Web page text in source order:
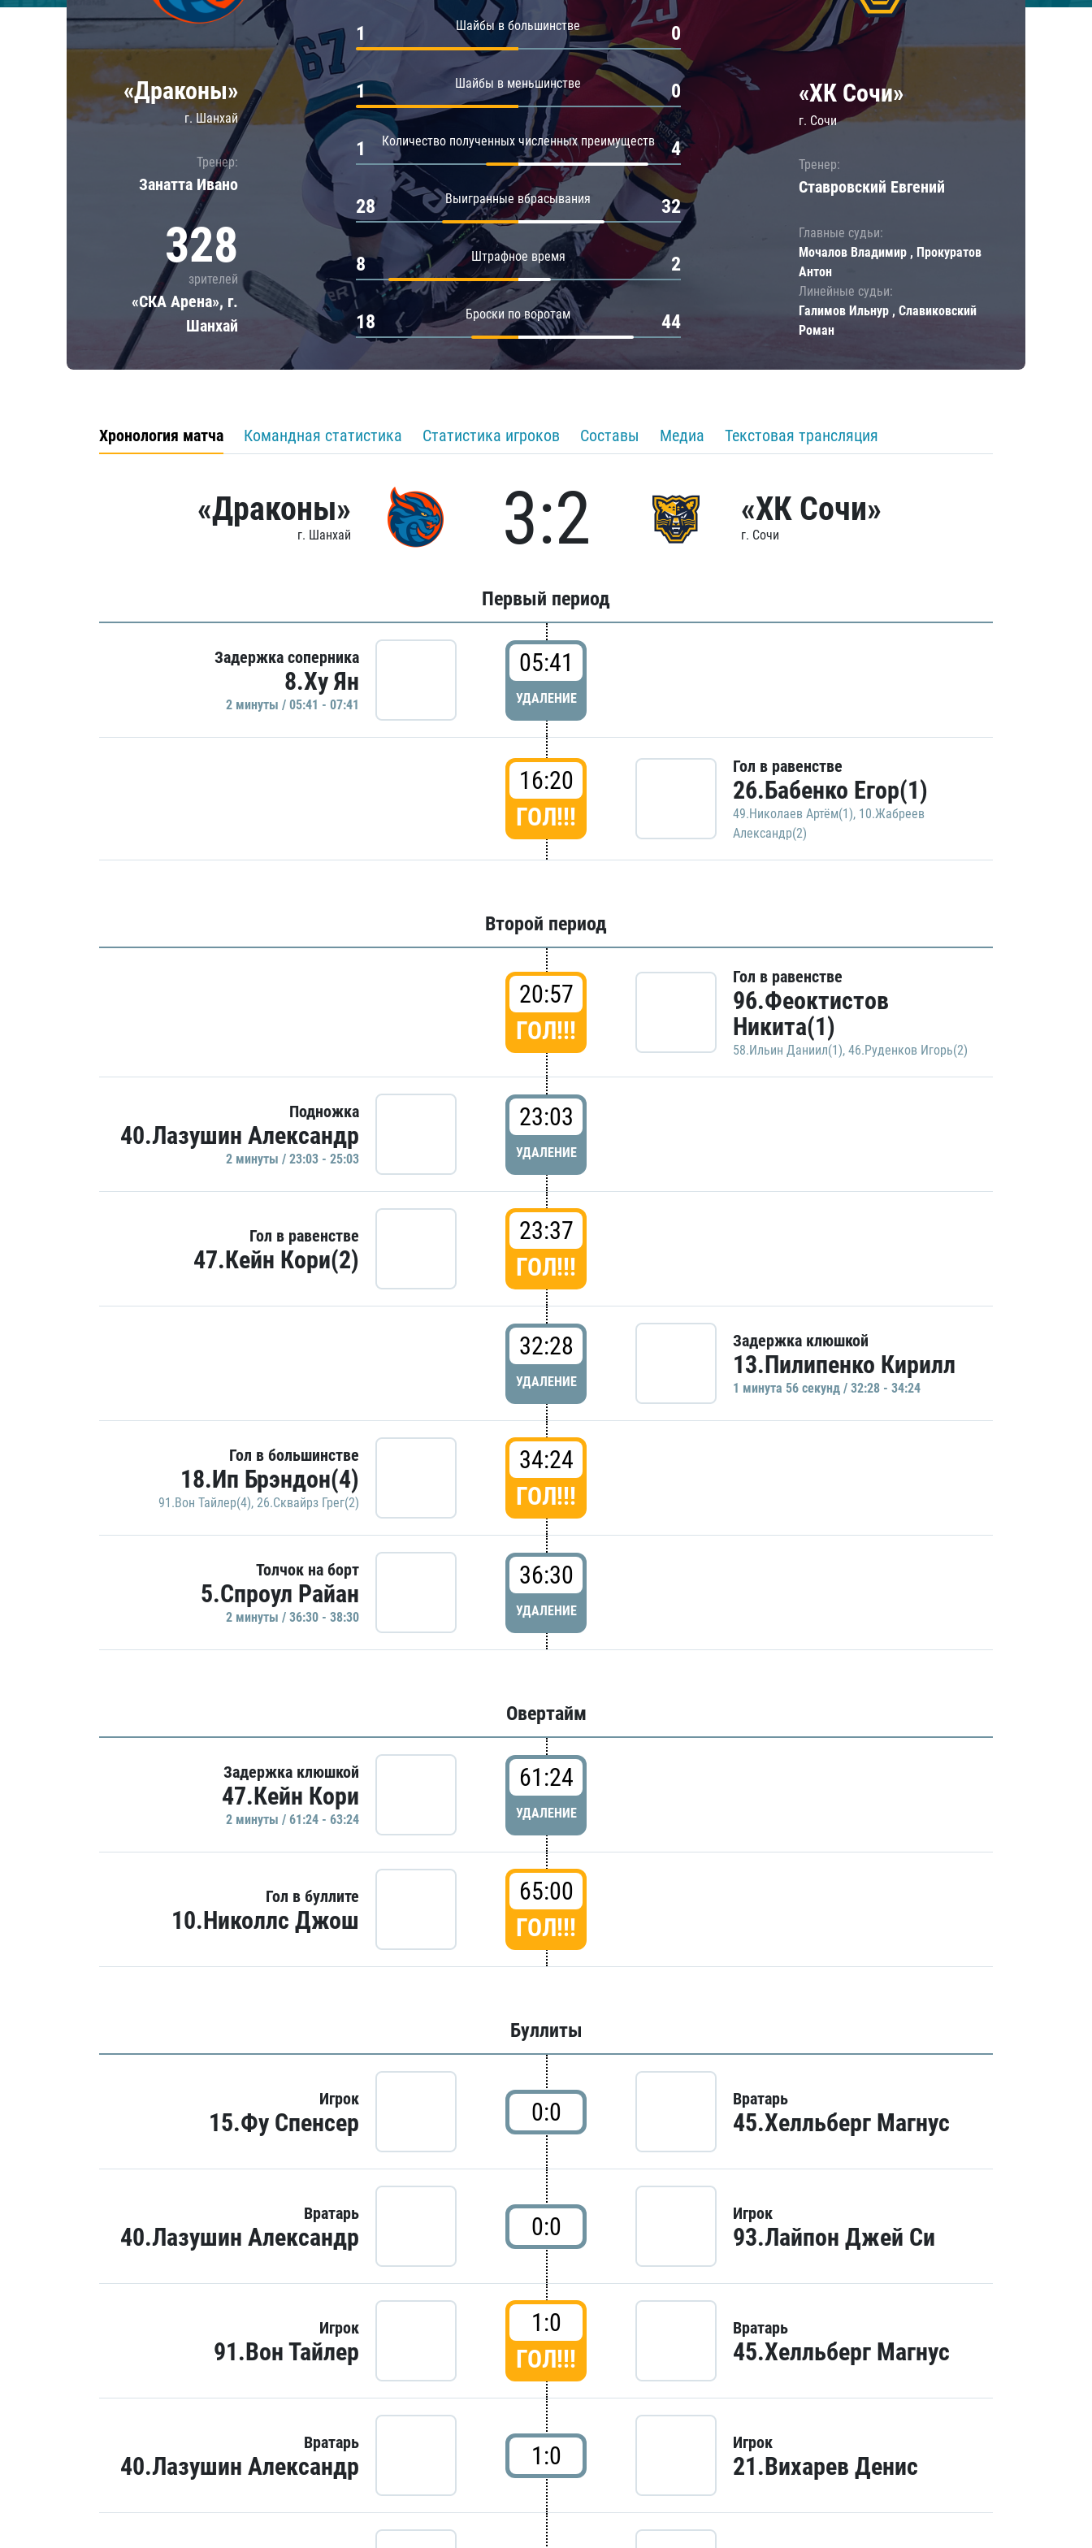
Локомотив
Шанхайские Драконы
Амур
Барыс
Салават Юлаев
«Драконы»
г. Шанхай
Тренер:
Занатта Иванo
328
зрителей
«СКА Арена», г.
Шанхай
Шайбы в большинстве
1 0
Шайбы в меньшинстве
1 0
Количество полученных численных преимуществ
1 4
Выигранные вбрасывания
28 32
Штрафное время
8 2
Броски по воротам
18 44
«ХК Сочи»
г. Сочи
Тренер:
Ставровский Евгений
Главные судьи:
Мочалов Владимир , Прокуратов
Антон
Линейные судьи:
Галимов Ильнур , Славиковский
Роман
Хронология матча Командная статистика Статистика игроков Составы Медиа Текстовая трансляция
«Драконы»
г. Шанхай 3:2 «ХК Сочи»
г. Сочи
Первый период
Задержка соперника
8.Ху Ян
2 минуты / 05:41 - 07:41
05:41
УДАЛЕНИЕ
16:20
ГОЛ!!!
Гол в равенстве
26.Бабенко Егор(1)
49.Николаев Артём(1), 10.Жабреев
Александр(2)
Второй период
20:57
ГОЛ!!!
Гол в равенстве
96.Феоктистов
Никита(1)
58.Ильин Даниил(1), 46.Руденков Игорь(2)
Подножка
40.Лазушин Александр
2 минуты / 23:03 - 25:03
23:03
УДАЛЕНИЕ
Гол в равенстве
47.Кейн Кори(2)
23:37
ГОЛ!!!
32:28
УДАЛЕНИЕ
Задержка клюшкой
13.Пилипенко Кирилл
1 минутa 56 секунд / 32:28 - 34:24
Гол в большинстве
18.Ип Брэндон(4)
91.Вон Тайлер(4), 26.Сквайрз Грег(2)
34:24
ГОЛ!!!
Толчок на борт
5.Спроул Райан
2 минуты / 36:30 - 38:30
36:30
УДАЛЕНИЕ
Овертайм
Задержка клюшкой
47.Кейн Кори
2 минуты / 61:24 - 63:24
61:24
УДАЛЕНИЕ
Гол в буллите
10.Николлс Джош
65:00
ГОЛ!!!
Буллиты
Игрок
15.Фу Спенсер 0:0 Вратарь
45.Хелльберг Магнус
Вратарь
40.Лазушин Александр 0:0 Игрок
93.Лайпон Джей Си
Игрок
91.Вон Тайлер
1:0
ГОЛ!!!
Вратарь
45.Хелльберг Магнус
Вратарь
40.Лазушин Александр 1:0 Игрок
21.Вихарев Денис